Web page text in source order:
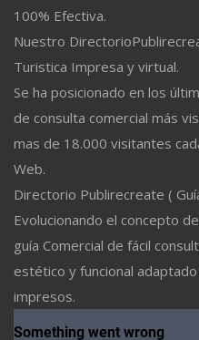
100% Efectiva.
Nuestro
Turistica Impresa y virtual.
Se ha posicionado en los
de consulta comercial más
mas de 18.000 visitantes
Web.
Directorio Publirecreate (
Evolucionando el concepto
guía Comercial de fácil
estético y funcional
impresos.